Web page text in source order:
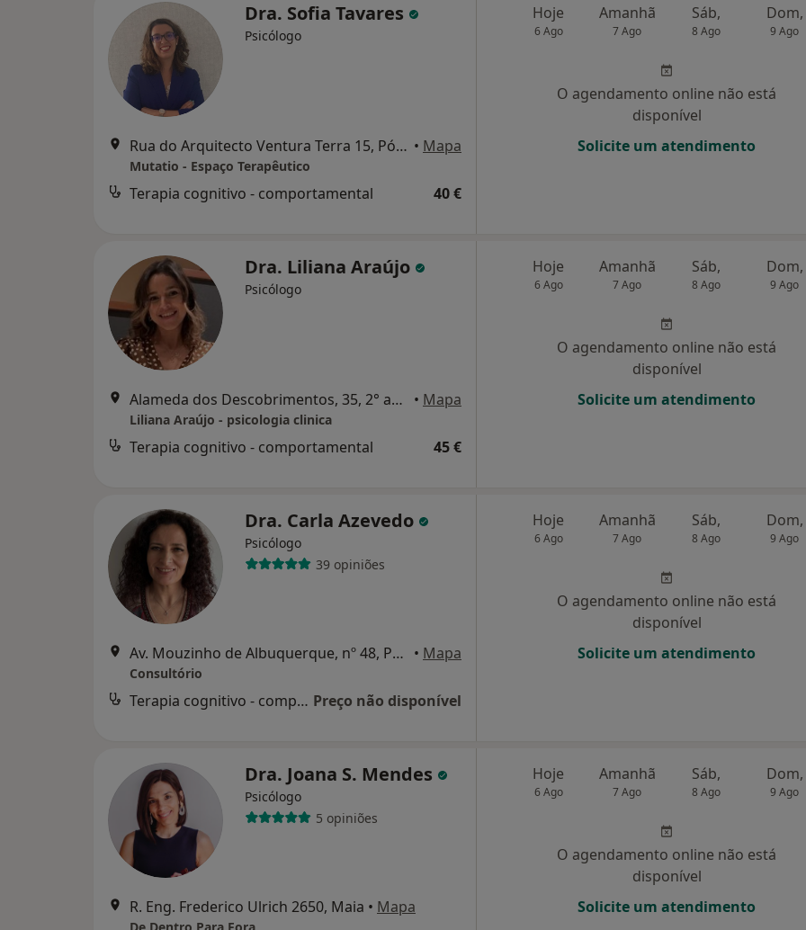
Dra. Sofia Tavares
Psicólogo
Rua do Arquitecto Ventura Terra 15, Póvoa de Varzim • Mapa
Mutatio - Espaço Terapêutico
Terapia cognitivo - comportamental 40 €
Hoje
6 Ago
Amanhã
7 Ago
Sáb,
8 Ago
Dom,
9 Ago
O agendamento online não está
disponível
Solicite um atendimento
Dra. Liliana Araújo
Psicólogo
Alameda dos Descobrimentos, 35, 2° andar, Vila Do Conde • Mapa
Liliana Araújo - psicologia clinica
Terapia cognitivo - comportamental 45 €
Hoje
6 Ago
Amanhã
7 Ago
Sáb,
8 Ago
Dom,
9 Ago
O agendamento online não está
disponível
Solicite um atendimento
Dra. Carla Azevedo
Psicólogo
39 opiniões
Av. Mouzinho de Albuquerque, nº 48, Póvoa de Varzim • Mapa
Consultório
Terapia cognitivo - comportamental Preço não disponível
Hoje
6 Ago
Amanhã
7 Ago
Sáb,
8 Ago
Dom,
9 Ago
O agendamento online não está
disponível
Solicite um atendimento
Dra. Joana S. Mendes
Psicólogo
5 opiniões
R. Eng. Frederico Ulrich 2650, Maia • Mapa
Hoje
6 Ago
Amanhã
7 Ago
Sáb,
8 Ago
Dom,
9 Ago
O agendamento online não está
disponível
Solicite um atendimento